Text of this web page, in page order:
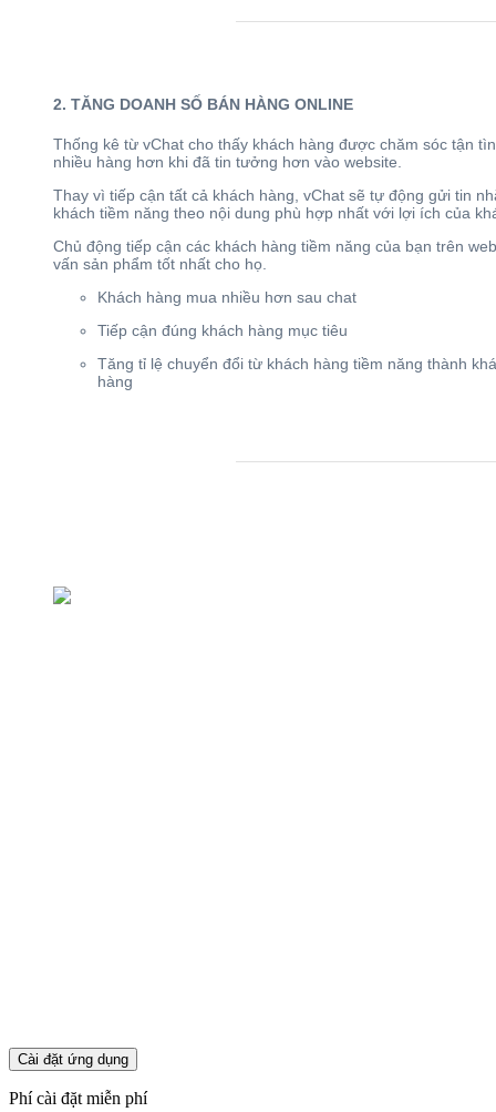
2. TĂNG DOANH SỐ BÁN HÀNG ONLINE
Thống kê từ vChat cho thấy khách hàng được chăm sóc tận
nhiều hàng hơn khi đã tin tưởng hơn vào website.
Thay vì tiếp cận tất cả khách hàng, vChat sẽ tự động gửi tin
khách tiềm năng theo nội dung phù hợp nhất với lợi ích của
Chủ động tiếp cận các khách hàng tiềm năng của bạn trên
vấn sản phẩm tốt nhất cho họ.
Khách hàng mua nhiều hơn sau chat
Tiếp cận đúng khách hàng mục tiêu
Tăng tỉ lệ chuyển đổi từ khách hàng tiềm năng thành
hàng
Cài đặt ứng dụng
Phí cài đặt miễn phí